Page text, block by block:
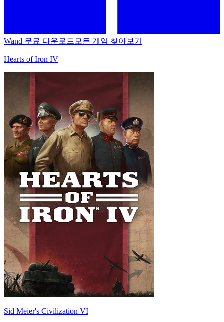
Wand 무료 다운로드 모든 게임 찾아보기
Hearts of Iron IV
Sid Meier's Civilization VI